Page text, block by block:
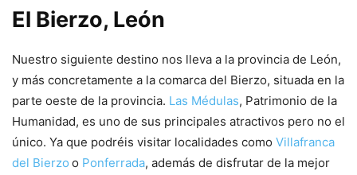
El Bierzo, León
Nuestro siguiente destino nos lleva a la provincia de León,
y más concretamente a la comarca del Bierzo, situada en la
parte oeste de la provincia. Las Médulas, Patrimonio de la
Humanidad, es uno de sus principales atractivos pero no el
único. Ya que podréis visitar localidades como Villafranca
del Bierzo o Ponferrada, además de disfrutar de la mejor